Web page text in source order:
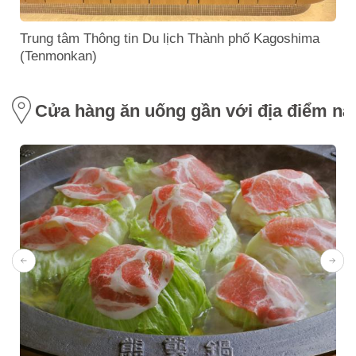
Trung tâm Thông tin Du lịch Thành phố Kagoshima
(Tenmonkan)
Cửa hàng ăn uống gần với địa điểm